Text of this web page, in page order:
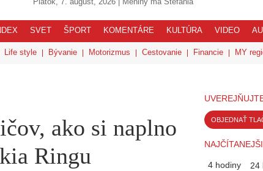
Piatok, 7. august, 2026 | Meniny má Štefánia
SVET ŠPORT KOMENTÁRE KULTÚRA VIDEO
Life style Bývanie Motorizmus Cestovanie Financie MY
ako si naplno
Ringu
OBJEDNAŤ
4 hodiny 24